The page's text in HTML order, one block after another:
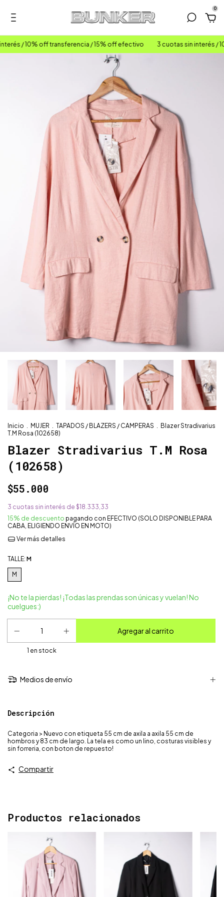
0
/ 10% off transferencia / 15% off efectivo 3 cuotas sin interés /
Inicio . MUJER . TAPADOS / BLAZERS / CAMPERAS . Blazer Stradivarius
T.M Rosa (102658)
Blazer Stradivarius T.M Rosa
(102658)
$55.000
3 cuotas sin interés de $18.333,33
15% de descuento pagando con EFECTIVO (SOLO DISPONIBLE PARA
CABA, ELIGIENDO ENVÍO EN MOTO)
Ver más detalles
TALLE: M
M
¡No te la pierdas! ¡Todas las prendas son únicas y vuelan! No
cuelgues:)
1 en stock
Medios de envío
Descripción
Categoria > Nuevo con etiqueta 55 cm de axila a axila 55 cm de
hombros y 83 cm de largo. La tela es como un lino, costuras visibles y
sin forreria, con boton de repuesto!
Compartir
Productos relacionados